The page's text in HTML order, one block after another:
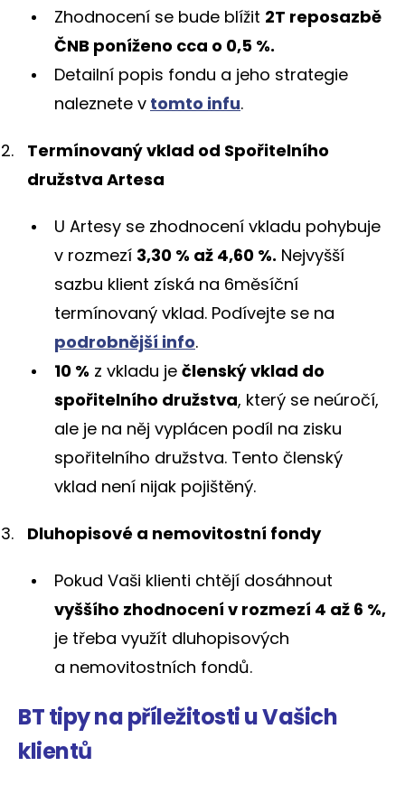
Zhodnocení se bude blížit 2T reposazbě
ČNB poníženo cca o 0,5 %.
Detailní popis fondu a jeho strategie
naleznete v tomto infu.
Termínovaný vklad od Spořitelního
družstva Artesa
U Artesy se zhodnocení vkladu pohybuje
v rozmezí 3,30 % až 4,60 %. Nejvyšší
sazbu klient získá na 6měsíční
termínovaný vklad. Podívejte se na
podrobnější info.
10 % z vkladu je členský vklad do
spořitelního družstva, který se neúročí,
ale je na něj vyplácen podíl na zisku
spořitelního družstva. Tento členský
vklad není nijak pojištěný.
Dluhopisové a nemovitostní fondy
Pokud Vaši klienti chtějí dosáhnout
vyššího zhodnocení v rozmezí 4 až 6 %,
je třeba využít dluhopisových
a nemovitostních fondů.
BT tipy na příležitosti u Vašich
klientů